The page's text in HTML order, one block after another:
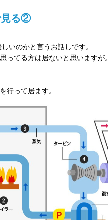
見る②
いのかと言うお話しです。
ってる方は居ないと思いますが。
行って居ます。